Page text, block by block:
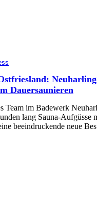
Dauersaunieren
Team im Badewerk
lang Sauna-Aufgüsse
beeindruckende neue